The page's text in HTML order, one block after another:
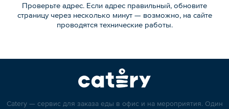
Проверьте адрес. Если адрес правильный, обновите
страницу через несколько минут — возможно, на сайте
проводятся технические работы.
Catery — сервис для заказа еды в офис и на мероприятия. Один